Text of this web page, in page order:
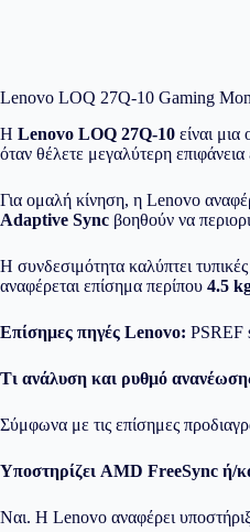
Lenovo LOQ 27Q-10 Gaming
Η Lenovo LOQ 27Q-10 είναι
όταν θέλετε μεγαλύτερη
Για ομαλή κίνηση, η Lenovo
Adaptive Sync βοηθούν να
Η συνδεσιμότητα καλύπτει
αναφέρεται επίσημα περίπου 4.5
Επίσημες πηγές Lenovo: PSREF
Τι ανάλυση και ρυθμό
Σύμφωνα με τις επίσημες
Υποστηρίζει AMD FreeSync ή/
Ναι. Η Lenovo αναφέρει